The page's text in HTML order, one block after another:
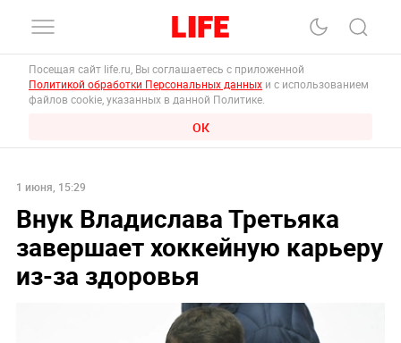
Посещая сайт life.ru, Вы соглашаетесь с приложенной
Политикой обработки Персональных данных и с использованием
файлов cookie, указанных в данной Политике.
ОК
1 июня, 15:29
Внук Владислава Третьяка
завершает хоккейную карьеру
из-за здоровья